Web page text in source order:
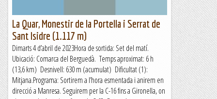
La Quar, Monestir de la Portella i Serrat de
Sant Isidre (1.117 m)
Dimarts 4 d’abril de 2023Hora de sortida: Set del matí.
Ubicació: Comarca del Berguedà. Temps aproximat: 6 h
(13,6 km) Desnivell: 630 m (acumulat) Dificultat (1):
Mitjana.Programa: Sortirem a l’hora esmentada i anirem en
direcció a Manresa. Seguirem per la C-16 fins a Gironella, on